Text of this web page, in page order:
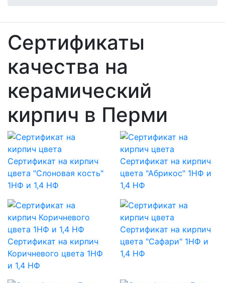
Сертификаты
качества на
керамический
кирпич в Перми
Сертификат на кирпич
цвета "Слоновая кость"
1НФ и 1,4 НФ
Сертификат на кирпич
цвета "Абрикос" 1НФ и
1,4 НФ
Сертификат на кирпич
Коричневого цвета 1НФ
и 1,4 НФ
Сертификат на кирпич
цвета "Сафари" 1НФ и
1,4 НФ